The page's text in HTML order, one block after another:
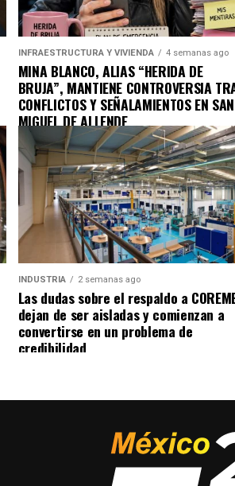
INFRAESTRUCTURA Y VIVIENDA 4 semanas ago
MINA BLANCO, ALIAS “HERIDA DE
BRUJA”, MANTIENE CONTROVERSIA
CONFLICTOS Y SEÑALAMIENTOS EN SAN
MIGUEL DE ALLENDE
INDUSTRIA 2 semanas ago
Las dudas sobre el respaldo a
dejan de ser aisladas y comienzan a
convertirse en un problema de
credibilidad